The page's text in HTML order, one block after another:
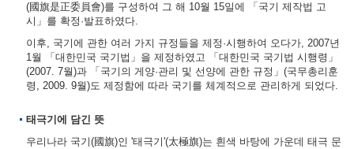
(國旗是正委員會)를 구성하여 그 해 10월 15일에 「국기 제작법 고
시」를 확정·발표하였다.
이후, 국기에 관한 여러 가지 규정들을 제정·시행하여 오다가, 2007년
1월 「대한민국 국기법」을 제정하였고 「대한민국 국기법 시행령」
(2007. 7월)과 「국기의 게양·관리 및 선양에 관한 규정」(국무총리훈
령, 2009. 9월)도 제정함에 따라 국기를 체계적으로 관리하게 되었다.
태극기에 담긴 뜻
우리나라 국기(國旗)인 '태극기'(太極旗)는 흰색 바탕에 가운데 태극 문